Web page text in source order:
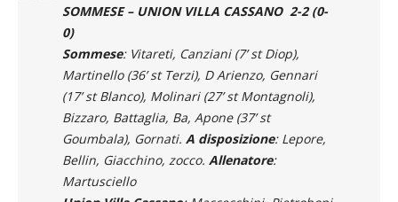
SOMMESE – UNION VILLA CASSANO 2-2 (0-
0)
Sommese: Vitareti, Canziani (7’ st Diop),
Martinello (36’ st Terzi), D Arienzo, Gennari
(17’ st Blanco), Molinari (27’ st Montagnoli),
Bizzaro, Battaglia, Ba, Apone (37’ st
Goumbala), Gornati. A disposizione: Lepore,
Bellin, Giacchino, zocco. Allenatore:
Martusciello